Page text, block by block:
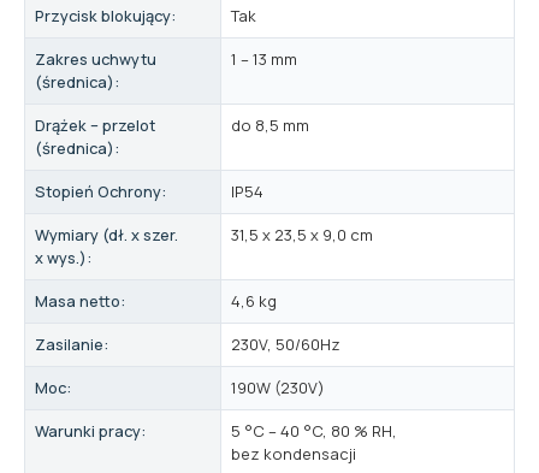
Przycisk blokujący:
Tak
Zakres uchwytu
(średnica):
1 – 13 mm
Drążek – przelot
(średnica):
do 8,5 mm
Stopień Ochrony:
IP54
Wymiary (dł. x szer.
x wys.):
31,5 x 23,5 x 9,0 cm
Masa netto:
4,6 kg
Zasilanie:
230V, 50/60Hz
Moc:
190W (230V)
Warunki pracy:
5 °C – 40 °C, 80 % RH,
bez kondensacji